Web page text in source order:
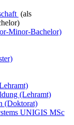
(als
Minor-Bachelor)
(Lehramt)
(Doktorat)
UNIGIS MSc